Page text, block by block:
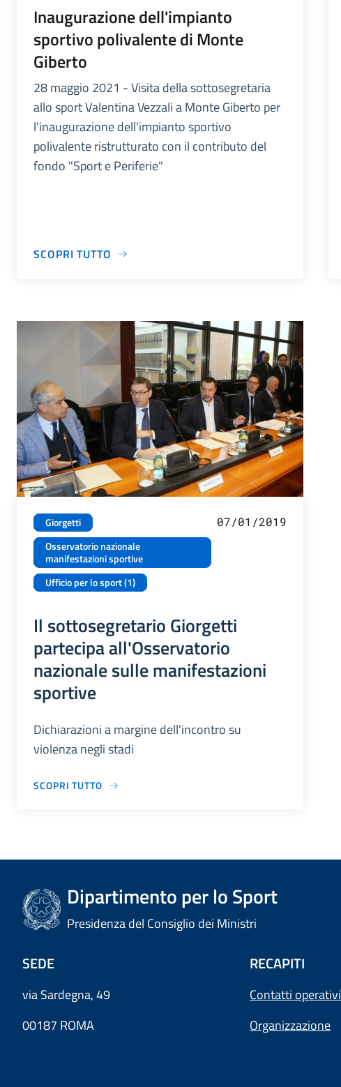
Inaugurazione dell'impianto
sportivo polivalente di Monte
Giberto
28 maggio 2021 - Visita della sottosegretaria
allo sport Valentina Vezzali a Monte Giberto per
l'inaugurazione dell'impianto sportivo
polivalente ristrutturato con il contributo del
fondo "Sport e Periferie"
SCOPRI TUTTO
Giorgetti
Osservatorio nazionale
manifestazioni sportive
Ufficio per lo sport (1)
07/01/2019
Il sottosegretario Giorgetti
partecipa all'Osservatorio
nazionale sulle manifestazioni
sportive
Dichiarazioni a margine dell'incontro su
violenza negli stadi
SCOPRI TUTTO
Dipartimento per lo Sport
Presidenza del Consiglio dei Ministri
SEDE
via Sardegna, 49
00187 ROMA
RECAPITI
Contatti operativi
Organizzazione